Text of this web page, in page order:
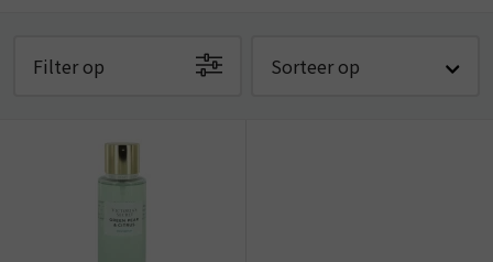
Filter op Sorteer op